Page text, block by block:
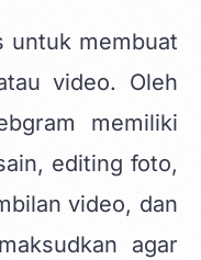
untuk membuat
video. Oleh
memiliki
editing foto,
video, dan
agar